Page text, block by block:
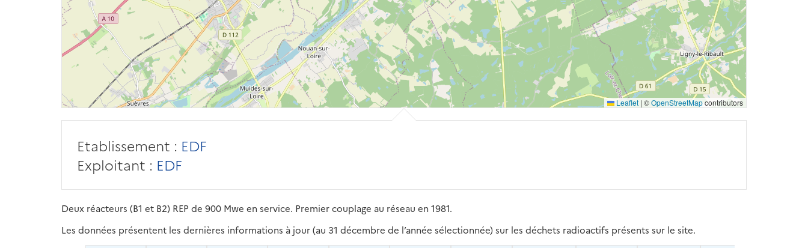
Leaflet | ©OpenStreetMapcontributors
Etablissement : EDF
Exploitant : EDF
Deux réacteurs (B1 et B2) REP de 900 Mwe en service. Premier couplage au réseau en 1981.
Les données présentent les dernières informations à jour (au 31 décembre de l’année sélectionnée) sur les déchets radioactifs présents sur le site.